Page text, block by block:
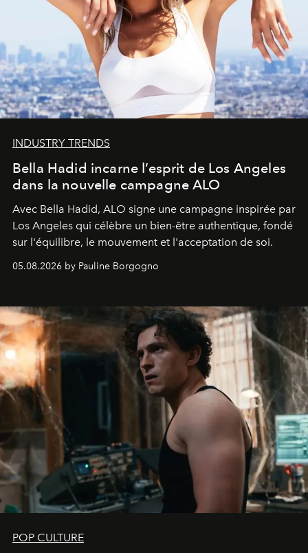
INDUSTRY TRENDS
Bella Hadid incarne l’esprit de Los Angeles
dans la nouvelle campagne ALO
Avec Bella Hadid, ALO signe une campagne inspirée par
Los Angeles qui célèbre un bien-être authentique, fondé
sur l'équilibre, le mouvement et l'acceptation de soi.
05.08.2026 by Pauline Borgogno
POP CULTURE